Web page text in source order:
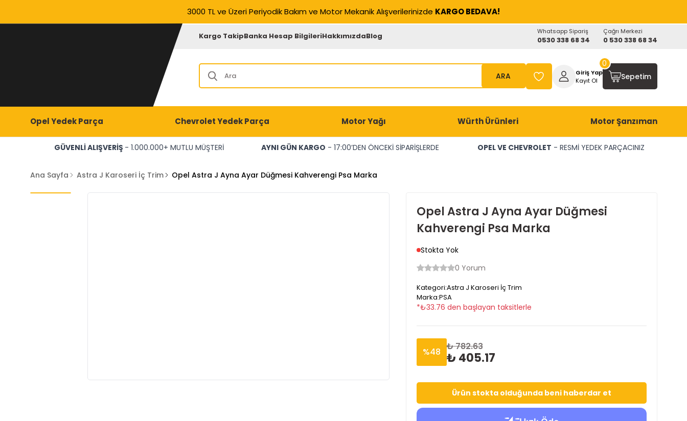
3000 TL ve Üzeri Periyodik Bakım ve Motor Mekanik Alışverilerinizde KARGO BEDAVA!
Kargo TakipBanka Hesap BilgileriHakkımızdaBlog Whatsapp Sipariş
0530 338 68 34
Çağrı Merkezi
0 530 338 68 34
ARA
Giriş Yap
Kayıt Ol
Sepetim
0
Opel Yedek Parça Chevrolet Yedek Parça Motor Yağı Würth Ürünleri Motor Şanzıman
GÜVENLİ ALIŞVERİŞ - 1.000.000+ MUTLU MÜŞTERİ AYNI GÜN KARGO - 17:00’DEN ÖNCEKİ SİPARİŞLERDE OPEL VE CHEVROLET - RESMİ YEDEK PARÇACINIZ
Ana Sayfa Astra J Karoseri İç Trim Opel Astra J Ayna Ayar Düğmesi Kahverengi Psa Marka
Opel Astra J Ayna Ayar Düğmesi
Kahverengi Psa Marka
Stokta Yok
0 Yorum
Kategori:Astra J Karoseri İç Trim
Marka:PSA
*₺33.76 den başlayan taksitlerle
%48 ₺ 782.63
₺ 405.17
Ürün stokta olduğunda beni haberdar et